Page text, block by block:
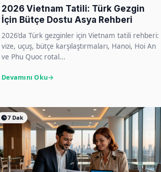
2026 Vietnam Tatili: Türk Gezgin
İçin Bütçe Dostu Asya Rehberi
2026’da Türk gezginler için Vietnam tatili rehberi:
vize, uçuş, bütçe karşılaştırmaları, Hanoi, Hoi An
ve Phu Quoc rotal...
Devamını Oku
7 Dak